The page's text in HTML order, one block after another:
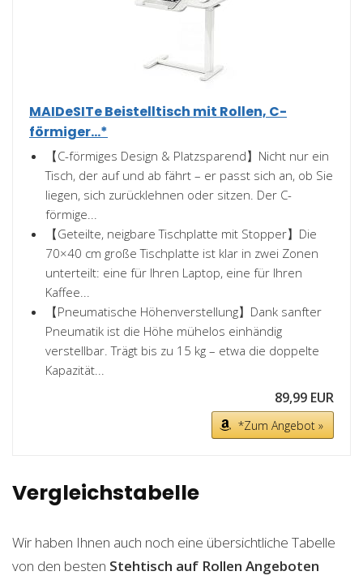
MAIDeSITe Beistelltisch mit Rollen, C-
förmiger...*
【C-förmiges Design & Platzsparend】Nicht nur ein
Tisch, der auf und ab fährt – er passt sich an, ob Sie
liegen, sich zurücklehnen oder sitzen. Der C-
förmige...
【Geteilte, neigbare Tischplatte mit Stopper】Die
70×40 cm große Tischplatte ist klar in zwei Zonen
unterteilt: eine für Ihren Laptop, eine für Ihren
Kaffee...
【Pneumatische Höhenverstellung】Dank sanfter
Pneumatik ist die Höhe mühelos einhändig
verstellbar. Trägt bis zu 15 kg – etwa die doppelte
Kapazität...
89,99 EUR
*Zum Angebot »
Vergleichstabelle
Wir haben Ihnen auch noch eine übersichtliche Tabelle
von den besten Stehtisch auf Rollen Angeboten